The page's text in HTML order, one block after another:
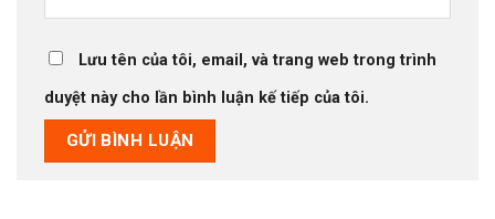
Lưu tên của tôi, email, và trang web trong trình
duyệt này cho lần bình luận kế tiếp của tôi.